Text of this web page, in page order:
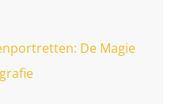
De Magie